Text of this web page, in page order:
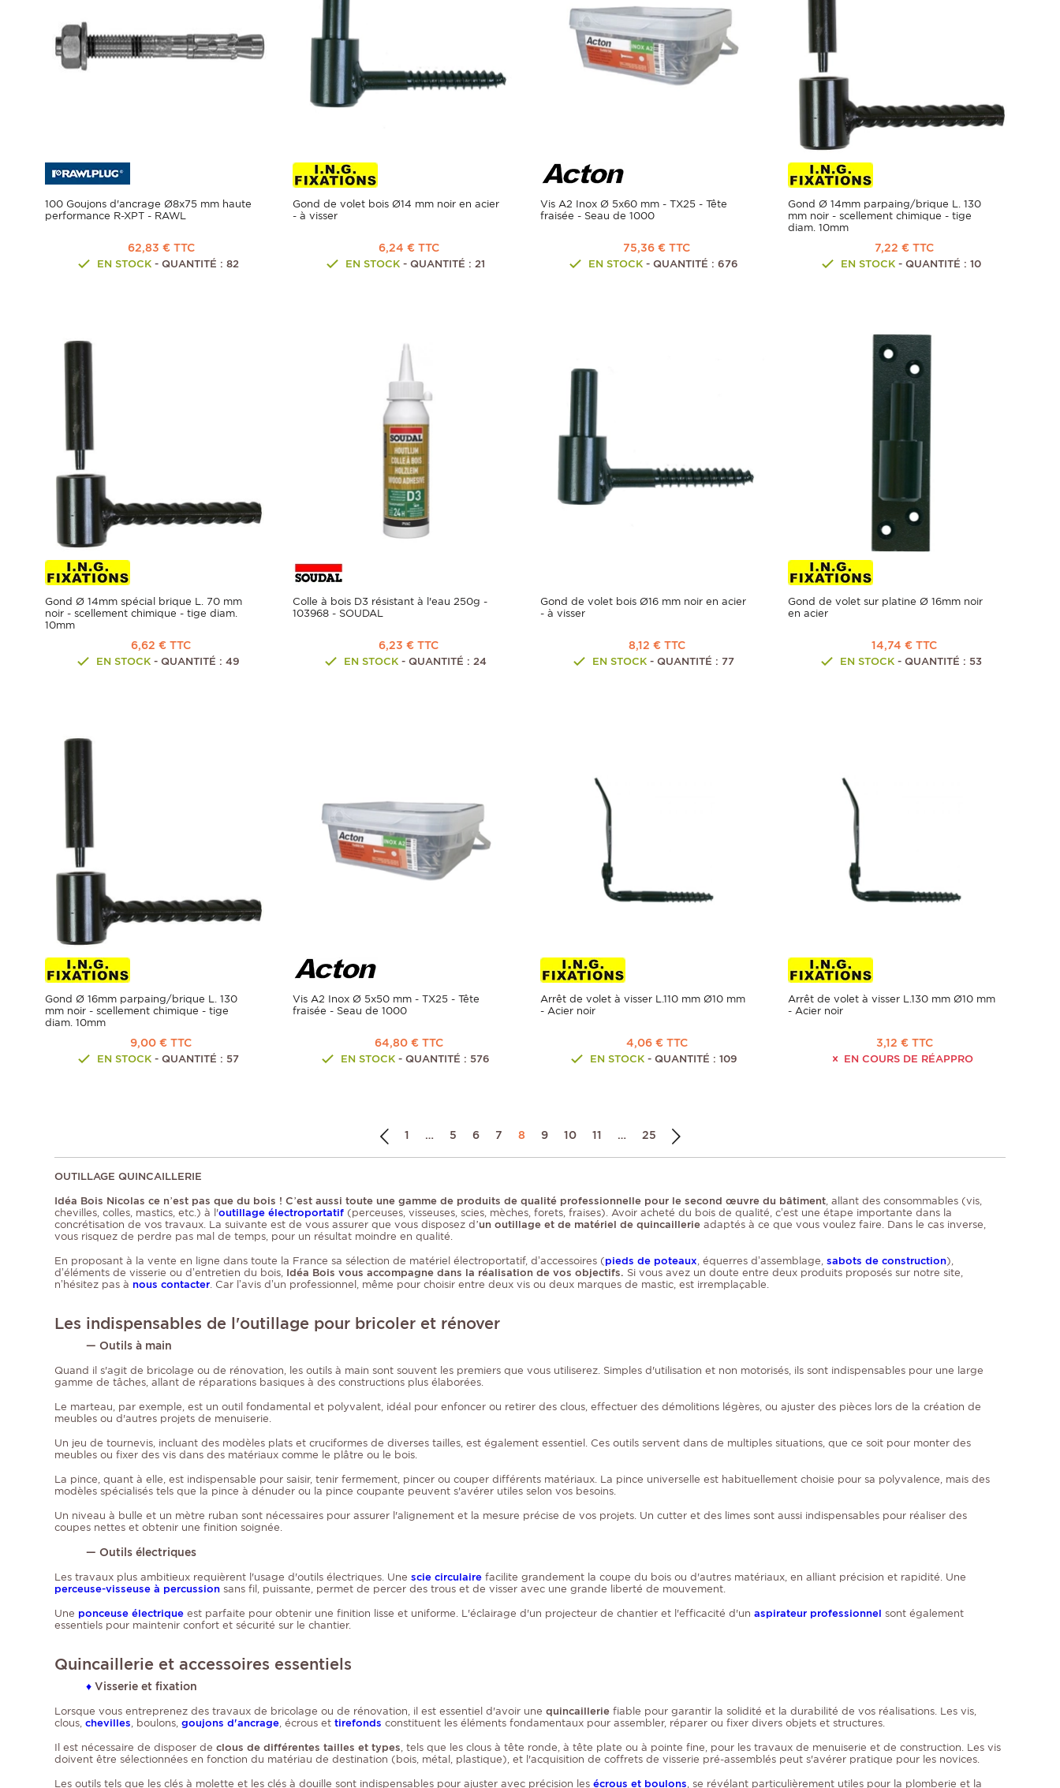
100 Goujons d'ancrage Ø8x75 mm haute
performance R-XPT - RAWL
62,83 € TTC
EN STOCK- QUANTITÉ : 82
Gond de volet bois Ø14 mm noir en acier
- à visser
6,24 € TTC
EN STOCK - QUANTITÉ : 21
Vis A2 Inox Ø 5x60 mm - TX25 - Tête
fraisée - Seau de 1000
75,36 € TTC
EN STOCK - QUANTITÉ : 676
Gond Ø 14mm parpaing/brique L. 130
mm noir - scellement chimique - tige
diam. 10mm
7,22 € TTC
EN STOCK - QUANTITÉ : 10
Gond Ø 14mm spécial brique L. 70 mm
noir - scellement chimique - tige diam.
10mm
6,62 € TTC
EN STOCK- QUANTITÉ : 49
Colle à bois D3 résistant à l'eau 250g -
103968 - SOUDAL
6,23 € TTC
EN STOCK - QUANTITÉ : 24
Gond de volet bois Ø16 mm noir en acier
- à visser
8,12 € TTC
EN STOCK - QUANTITÉ : 77
Gond de volet sur platine Ø 16mm noir
en acier
14,74 € TTC
EN STOCK - QUANTITÉ : 53
Gond Ø 16mm parpaing/brique L. 130
mm noir - scellement chimique - tige
diam. 10mm
9,00 € TTC
EN STOCK- QUANTITÉ : 57
Vis A2 Inox Ø 5x50 mm - TX25 - Tête
fraisée - Seau de 1000
64,80 € TTC
EN STOCK - QUANTITÉ : 576
Arrêt de volet à visser L.110 mm Ø10 mm
- Acier noir
4,06 € TTC
EN STOCK- QUANTITÉ : 109
Arrêt de volet à visser L.130 mm Ø10 mm
- Acier noir
3,12 € TTC
EN COURS DE RÉAPPRO
1 … 5 6 7 8 9 10 11 … 25
OUTILLAGE QUINCAILLERIE
Idéa Bois Nicolas ce n’est pas que du bois ! C’est aussi toute une gamme de produits de qualité professionnelle pour le second œuvre du bâtiment, allant des consommables (vis,
chevilles, colles, mastics, etc.) à l'outillage électroportatif(perceuses, visseuses, scies, mèches, forets, fraises). Avoir acheté du bois de qualité, c’est une étape importante dans la
concrétisation de vos travaux. La suivante est de vous assurer que vous disposez d ’un outillage et de matériel de quincaillerie adaptés à ce que vous voulez faire. Dans le cas inverse,
vous risquez de perdre pas mal de temps, pour un résultat moindre en qualité.
En proposant à la vente en ligne dans toute la France sa sélection de matériel électroportatif, d’accessoires (pieds de poteaux, équerres d’assemblage, sabots de construction),
d’éléments de visserie ou d’entretien du bois, Idéa Bois vous accompagne dans la réalisation de vos objectifs. Si vous avez un doute entre deux produits proposés sur notre site,
n’hésitez pas à nous contacter. Car l’avis d’un professionnel, même pour choisir entre deux vis ou deux marques de mastic, est irremplaçable.
Les indispensables de l'outillage pour bricoler et rénover
— Outils à main
Quand il s'agit de bricolage ou de rénovation, les outils à main sont souvent les premiers que vous utiliserez. Simples d'utilisation et non motorisés, ils sont indispensables pour une large
gamme de tâches, allant de réparations basiques à des constructions plus élaborées.
Le marteau, par exemple, est un outil fondamental et polyvalent, idéal pour enfoncer ou retirer des clous, effectuer des démolitions légères, ou ajuster des pièces lors de la création de
meubles ou d'autres projets de menuiserie.
Un jeu de tournevis, incluant des modèles plats et cruciformes de diverses tailles, est également essentiel. Ces outils servent dans de multiples situations, que ce soit pour monter des
meubles ou fixer des vis dans des matériaux comme le plâtre ou le bois.
La pince, quant à elle, est indispensable pour saisir, tenir fermement, pincer ou couper différents matériaux. La pince universelle est habituellement choisie pour sa polyvalence, mais des
modèles spécialisés tels que la pince à dénuder ou la pince coupante peuvent s'avérer utiles selon vos besoins.
Un niveau à bulle et un mètre ruban sont nécessaires pour assurer l'alignement et la mesure précise de vos projets. Un cutter et des limes sont aussi indispensables pour réaliser des
coupes nettes et obtenir une finition soignée.
— Outils électriques
Les travaux plus ambitieux requièrent l'usage d'outils électriques. Une scie circulairefacilite grandement la coupe du bois ou d'autres matériaux, en alliant précision et rapidité. Une
perceuse-visseuse à percussion sans fil, puissante, permet de percer des trous et de visser avec une grande liberté de mouvement.
Une ponceuse électriqueest parfaite pour obtenir une finition lisse et uniforme. L'éclairage d'un projecteur de chantier et l'efficacité d'un aspirateur professionnel sont également
essentiels pour maintenir confort et sécurité sur le chantier.
Quincaillerie et accessoires essentiels
♦ Visserie et fixation
Lorsque vous entreprenez des travaux de bricolage ou de rénovation, il est essentiel d'avoir une quincailleriefiable pour garantir la solidité et la durabilité de vos réalisations. Les vis,
clous, chevilles, boulons, goujons d'ancrage, écrous et tirefonds constituent les éléments fondamentaux pour assembler, réparer ou fixer divers objets et structures.
Il est nécessaire de disposer de clous de différentes tailles et types, tels que les clous à tête ronde, à tête plate ou à pointe fine, pour les travaux de menuiserie et de construction. Les vis
doivent être sélectionnées en fonction du matériau de destination (bois, métal, plastique), et l'acquisition de coffrets de visserie pré-assemblés peut s'avérer pratique pour les novices.
Les outils tels que les clés à molette et les clés à douille sont indispensables pour ajuster avec précision les écrous et boulons, se révélant particulièrement utiles pour la plomberie et la